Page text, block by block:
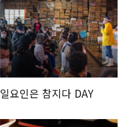
일요인은 참지다 DAY